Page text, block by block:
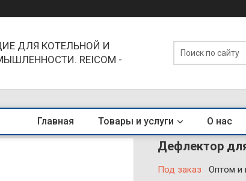
ДЛЯ КОТЕЛЬНОЙ И
REICOM -
Главная Товары и услуги О нас
Дефлектор для
Под заказ
Оптом и